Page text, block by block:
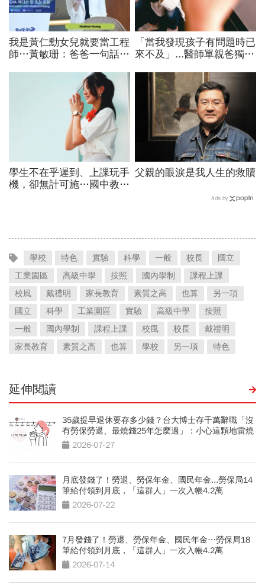
我是黃仁勳女兒就要當工程
師…黃敏珊：爸爸一句話，
「追尋所愛比跟潮流更重
「當我發現孩子有問題時已
來不及」...醫師單親爸獨扛
管涉家暴：好懊悔
學生不在乎遲到、上課玩手
機，卻無計可施…國中教師
父親的眼淚是我人生的救贖
Ads by
學校 特色 實驗 科學 一般 校長
國立
工業園區
高級中學 按照 國內學制
課程上課
校風
戴禮明 家長教育 素質之高 也算
另一項
國立
科學 工業園區 實驗 高級中學
按照
一般
國內學制 課程上課 校風 校長
戴禮明
家長教育
素質之高 也算 學校 另一項 特色
延伸閱讀
35歲提早退休要存多少錢？台大博士存千萬辭職「沒
有勞保勞退、最燒錢25年怎麼過」：小心這顆地雷燒
光存款
2026-07-27
月底發錢了！勞退、勞保年金、國民年金...勞保局14
筆給付領到月底，「這群人」一次入帳4.2萬
2026-07-22
7月發錢了！勞退、勞保年金、國民年金…勞保局18
筆給付領到月底，「這群人」一次入帳4.2萬
2026-07-14